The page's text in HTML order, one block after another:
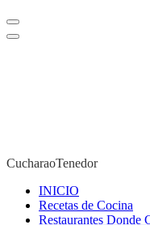
CucharaoTenedor
INICIO
Recetas de Cocina
Restaurantes Donde